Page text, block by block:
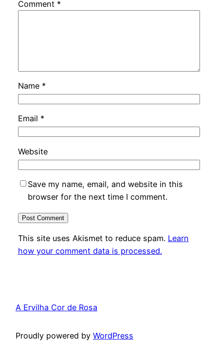
Comment *
Name *
Email *
Website
Save my name, email, and website in this
browser for the next time I comment.
This site uses Akismet to reduce spam. Learn
how your comment data is processed.
A Ervilha Cor de Rosa
Proudly powered by WordPress